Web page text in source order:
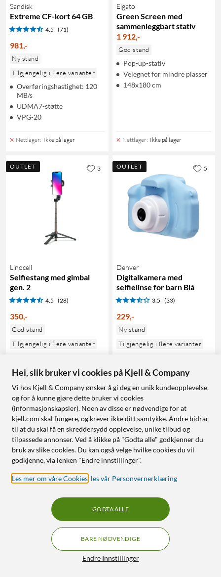
Sandisk
Extreme CF-kort 64 GB
4.5 (71)
981,-
Ny stand
Tilgjengelig i flere varianter
Overføringshastighet: 120
MB/s
UDMA7-støtte
VPG-20
Nettlager: Ikke på lager
Elgato
Green Screen med
sammenleggbart stativ
1 912,-
God stand
Pop-up-stativ
Velegnet for mindre plasser
148x180 cm
Nettlager: Ikke på lager
OUTLET
Linocell
Selfiestang med gimbal
gen. 2
4.5 (28)
350,-
God stand
Tilgjengelig i flere varianter
Intergrert stativ
Fjernkontroll med Bluetooth
Nettlager: Ikke på lager
3 OUTLET
Denver
Digitalkamera med
selfielinse for barn Blå
3.5 (33)
229,-
Ny stand
Tilgjengelig i flere varianter
Spill 5 ulike spill
Innebygd selfieobjektiv
Nettlager: Ikke på lager
5
OUTLET
Ultra SD-kort 128 GB
3 OUTLET
Sandisk
High Endurance Micro-SD-
kort 64 GB
14
Hei, slik bruker vi cookies på Kjell & Company
Vi hos Kjell & Company ønsker å gi deg en unik kundeopplevelse,
og for å kunne gjøre dette bruker vi cookies
(informasjonskapsler). Noen av disse er nødvendige for at
kjell.com skal fungere, og krever ikke ditt samtykke. Andre bidrar
til at du skal få en skreddersydd opplevelse, unike tilbud og
tilpassede annonser. Ved å klikke på "Godta alle" godkjenner du
bruk av slike cookies. Du kan også velge hvilke cookies du vil
godkjenne, via lenken "Endre innstillinger".
Les mer om våre Cookies les vår Personvernerklæring
Endre Innstillinger
BARE NØDVENDIGE
GODTA ALLE